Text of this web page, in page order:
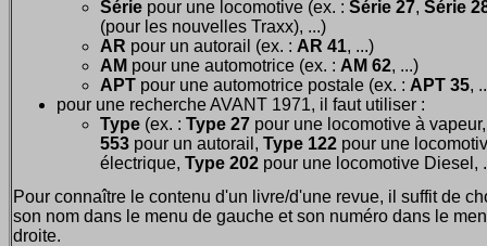
Série pour une locomotive (ex. : Série 27, Série
(pour les nouvelles Traxx), ...)
AR pour un autorail (ex. : AR 41, ...)
AM pour une automotrice (ex. : AM 62, ...)
APT pour une automotrice postale (ex. : APT 35,
pour une recherche AVANT 1971, il faut utiliser :
Type (ex. : Type 27 pour une locomotive à
553 pour un autorail, Type 122 pour une
électrique, Type 202 pour une locomotive Diesel,
Pour connaître le contenu d'un livre/d'une revue, il suffit de
son nom dans le menu de gauche et son numéro dans le
droite.